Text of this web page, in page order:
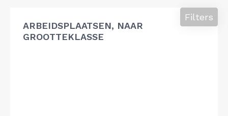
ARBEIDSPLAATSEN, NAAR
GROOTTEKLASSE
Filters